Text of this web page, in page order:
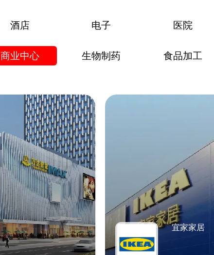
酒店
商业中心
电子
生物制药
医院
食品加工
宜家家居